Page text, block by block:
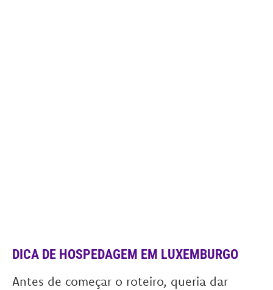
DICA DE HOSPEDAGEM EM LUXEMBURGO
Antes de começar o roteiro, queria dar